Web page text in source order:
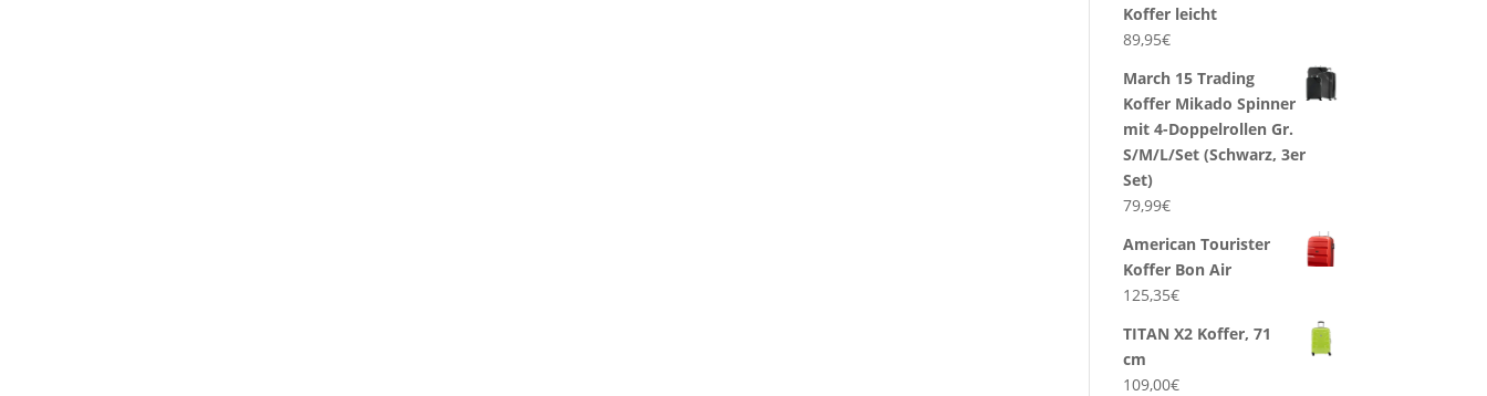
Koffer leicht
89,95€
March 15 Trading
Koffer Mikado Spinner
mit 4-Doppelrollen Gr.
S/M/L/Set (Schwarz, 3er
Set)
79,99€
American Tourister
Koffer Bon Air
125,35€
TITAN X2 Koffer, 71
cm
109,00€